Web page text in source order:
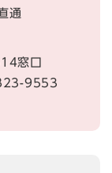
通
窓口
9553